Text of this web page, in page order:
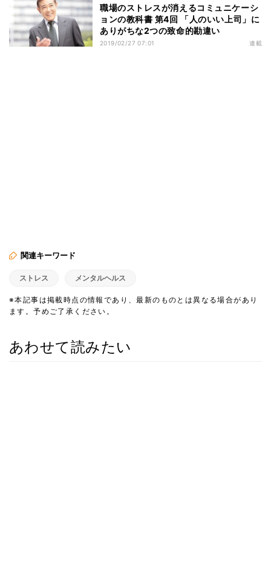
職場のストレスが消えるコミュニケーシ
ョンの教科書 第4回 「人のいい上司」に
ありがちな2つの致命的勘違い
2019/02/27 07:01 連載
関連キーワード
ストレス メンタルヘルス
※本記事は掲載時点の情報であり、最新のものとは異なる場合があり
ます。予めご了承ください。
あわせて読みたい